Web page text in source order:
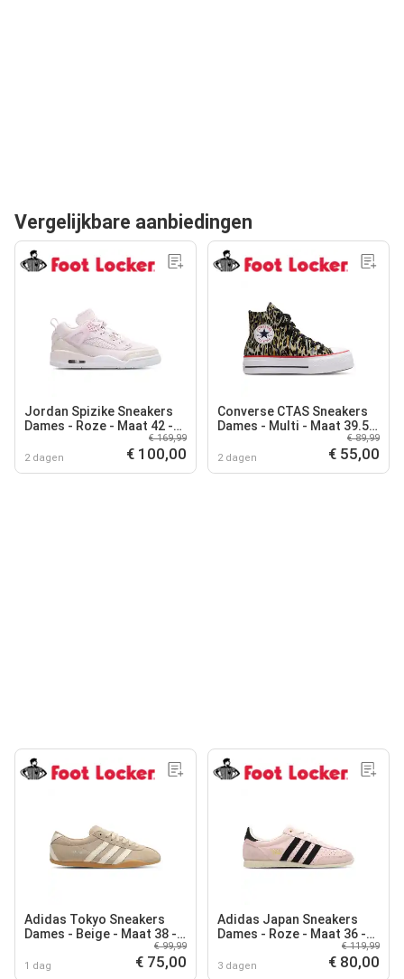
Vergelijkbare aanbiedingen
Jordan Spizike Sneakers
Dames - Roze - Maat 42 -
2 dagen
€ 169,99
€ 100,00
Converse CTAS Sneakers
Dames - Multi - Maat 39.5 -
2 dagen
€ 89,99
€ 55,00
Adidas Tokyo Sneakers
Dames - Beige - Maat 38 -
1 dag
€ 99,99
€ 75,00
Adidas Japan Sneakers
Dames - Roze - Maat 36 -
3 dagen
€ 119,99
€ 80,00